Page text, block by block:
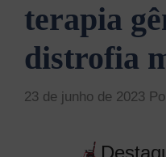
terapia
distrofia
23 de junho de 2023